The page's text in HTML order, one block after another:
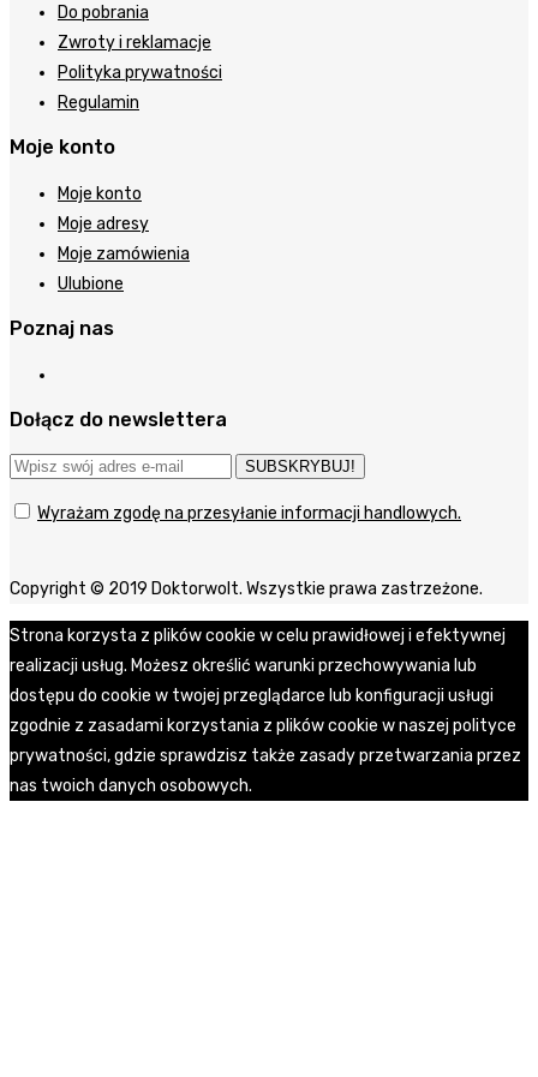
Do pobrania
Zwroty i reklamacje
Polityka prywatności
Regulamin
Moje konto
Moje konto
Moje adresy
Moje zamówienia
Ulubione
Poznaj nas
Dołącz do newslettera
SUBSKRYBUJ!
Wyrażam zgodę na przesyłanie informacji handlowych.
Copyright © 2019 Doktorwolt. Wszystkie prawa zastrzeżone.
Strona korzysta z plików cookie w celu prawidłowej i efektywnej
realizacji usług. Możesz określić warunki przechowywania lub
dostępu do cookie w twojej przeglądarce lub konfiguracji usługi
zgodnie z zasadami korzystania z plików cookie w naszej polityce
prywatności, gdzie sprawdzisz także zasady przetwarzania przez
nas twoich danych osobowych.